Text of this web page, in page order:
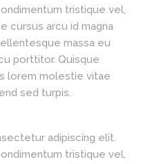
tristique vel,
cursus arcu id magna
massa eu
porttitor. Quisque
lorem molestie vitae
sed turpis.
adipiscing elit.
tristique vel,